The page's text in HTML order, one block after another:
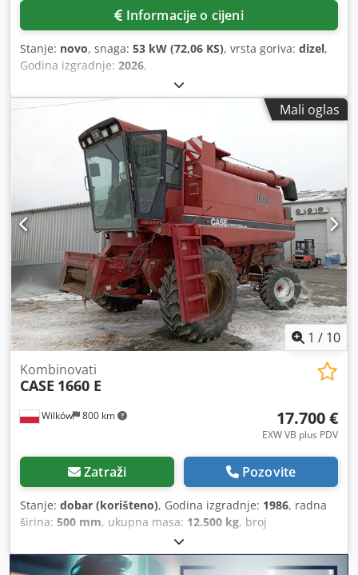
Informacije o cijeni
Stanje: novo, snaga: 53 kW (72,06 KS), vrsta goriva: dizel,
Godina izgradnje: 2026,
Mali oglas
1 / 10
Wilków 800 km
Kombinovati
CASE 1660 E
17.700 €
EXW VB plus PDV
Zatraži Pozovite
Stanje: dobar (korišteno), Godina izgradnje: 1986, radna
širina: 500 mm, ukupna masa: 12.500 kg, broj